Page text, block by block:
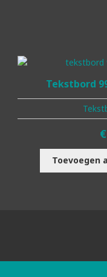
Tekstbord
€
Toevoegen